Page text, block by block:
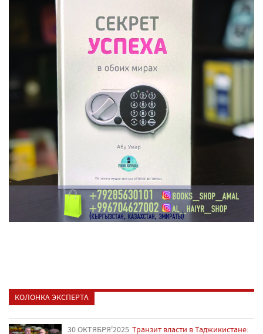
КОЛОНКА ЭКСПЕРТА
30 ОКТЯБРЯ'2025 Транзит власти в Таджикистане: